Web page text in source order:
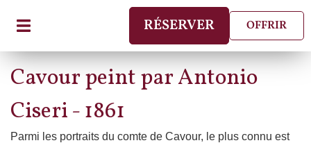
OFFRIR
RÉSERVER
Cavour peint par Antonio
Ciseri - 1861
Parmi les portraits du comte de Cavour, le plus connu est